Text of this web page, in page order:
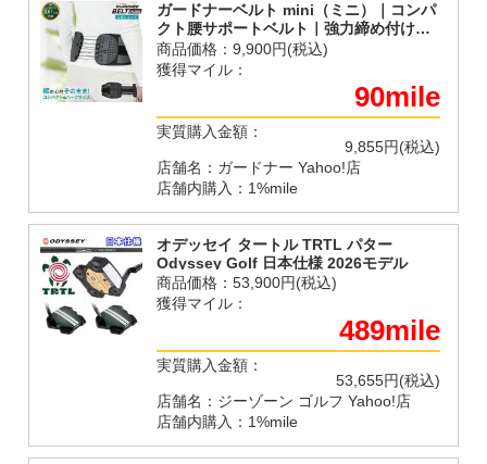
ガードナーベルト mini（ミニ）｜コンパ
クト腰サポートベルト｜強力締め付け・
持ち運びしやすい｜日常使い・デスクワ
ーク｜男女兼用【公式】
商品価格： 9,900円(税込)
獲得マイル：
90mile
実質購入金額：
9,855円(税込)
店舗名：ガードナー Yahoo!店
店舗内購入：1%mile
オデッセイ タートル TRTL パター
Odyssey Golf 日本仕様 2026モデル
商品価格： 53,900円(税込)
獲得マイル：
489mile
実質購入金額：
53,655円(税込)
店舗名：ジーゾーン ゴルフ Yahoo!店
店舗内購入：1%mile